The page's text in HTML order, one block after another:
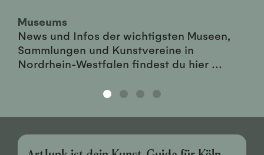
Museums
News und Infos der wichtigsten Museen,
Sammlungen und Kunstvereine in
Nordrhein-Westfalen findest du hier ...